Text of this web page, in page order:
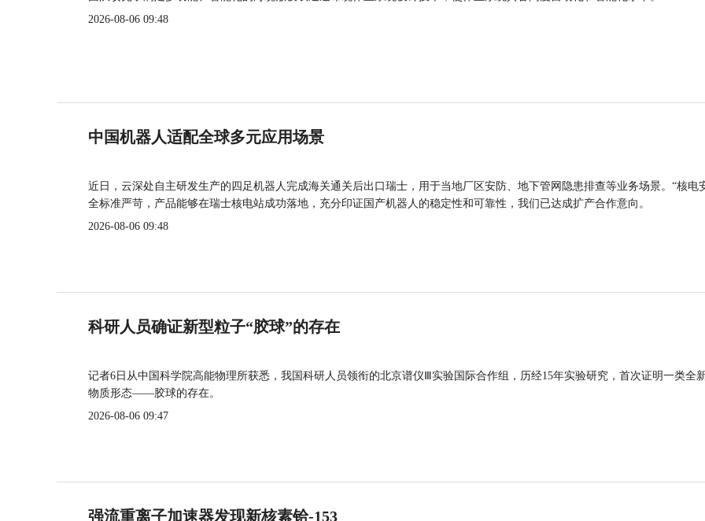
2026-08-06 09:48
中国机器人适配全球多元应用场景
近日，云深处自主研发生产的四足机器人完成海关通关后出口瑞士，用于当地厂区安防、地下管网隐患排查等业务场景。“核电
全标准严苛，产品能够在瑞士核电站成功落地，充分印证国产机器人的稳定性和可靠性，我们已达成扩产合作意向。
2026-08-06 09:48
科研人员确证新型粒子“胶球”的存在
记者6日从中国科学院高能物理所获悉，我国科研人员领衔的北京谱仪Ⅲ实验国际合作组，历经15年实验研究，首次证明一类全
物质形态——胶球的存在。
2026-08-06 09:47
强流重离子加速器发现新核素铪-153